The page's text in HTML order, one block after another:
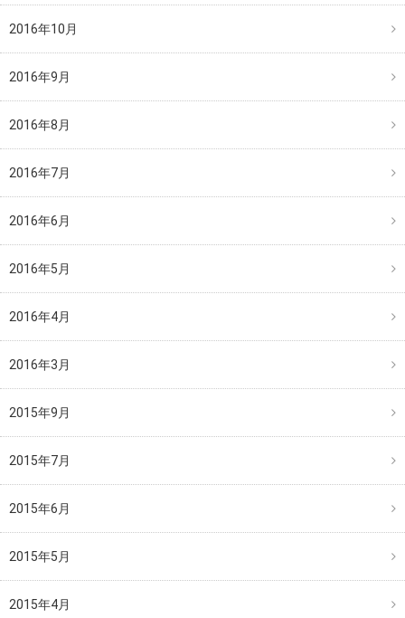
2016年10月
2016年9月
2016年8月
2016年7月
2016年6月
2016年5月
2016年4月
2016年3月
2015年9月
2015年7月
2015年6月
2015年5月
2015年4月